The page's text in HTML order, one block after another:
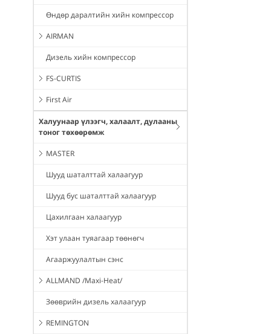
Өндөр даралтийн хийн компрессор
AIRMAN
Дизель хийн компрессор
FS-CURTIS
First Air
Халуунаар үлээгч, халаалт, дулааны
тоног төхөөрөмж
MASTER
Шууд шаталттай халаагуур
Шууд бус шаталттай халаагуур
Цахилгаан халаагуур
Хэт улаан туяагаар төөнөгч
Агааржуулалтын сэнс
ALLMAND /Maxi-Heat/
Зөөврийн дизель халаагуур
REMINGTON